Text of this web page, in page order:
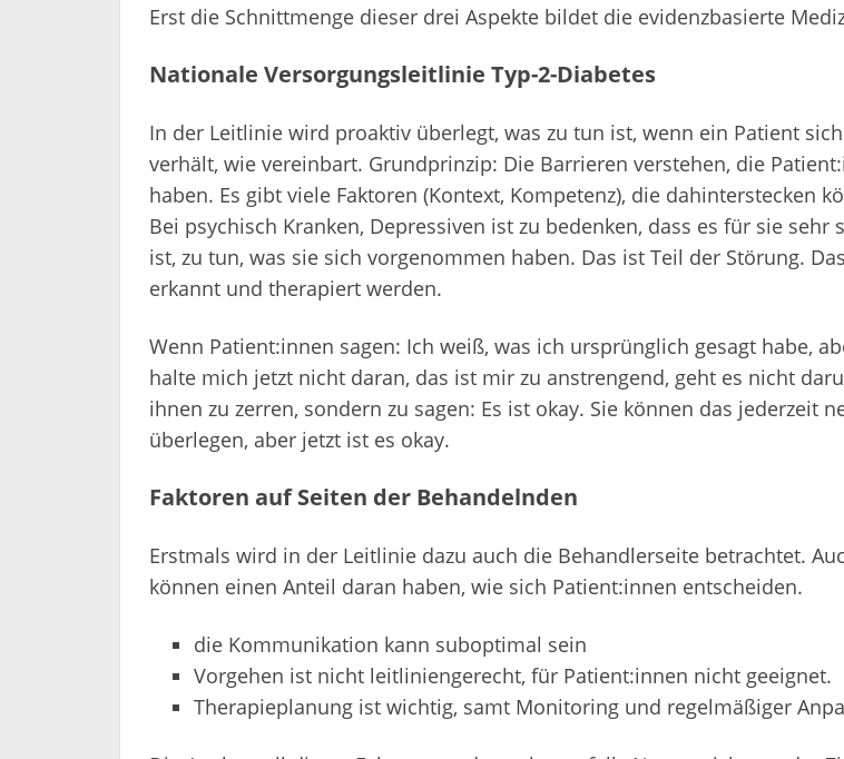
Erst die Schnittmenge dieser drei Aspekte bildet die evidenzbasierte
Nationale Versorgungsleitlinie Typ-2-Diabetes
In der Leitlinie wird proaktiv überlegt, was zu tun ist, wenn ein Patient
verhält, wie vereinbart. Grundprinzip: Die Barrieren verstehen, die
haben. Es gibt viele Faktoren (Kontext, Kompetenz), die dahinterstecken
Bei psychisch Kranken, Depressiven ist zu bedenken, dass es für sie sehr
ist, zu tun, was sie sich vorgenommen haben. Das ist Teil der Störung.
erkannt und therapiert werden.
Wenn Patient:innen sagen: Ich weiß, was ich ursprünglich gesagt habe,
halte mich jetzt nicht daran, das ist mir zu anstrengend, geht es nicht
ihnen zu zerren, sondern zu sagen: Es ist okay. Sie können das jederzeit
überlegen, aber jetzt ist es okay.
Faktoren auf Seiten der Behandelnden
Erstmals wird in der Leitlinie dazu auch die Behandlerseite betrachtet.
können einen Anteil daran haben, wie sich Patient:innen entscheiden.
die Kommunikation kann suboptimal sein
Vorgehen ist nicht leitliniengerecht, für Patient:innen nicht geeignet.
Therapieplanung ist wichtig, samt Monitoring und regelmäßiger